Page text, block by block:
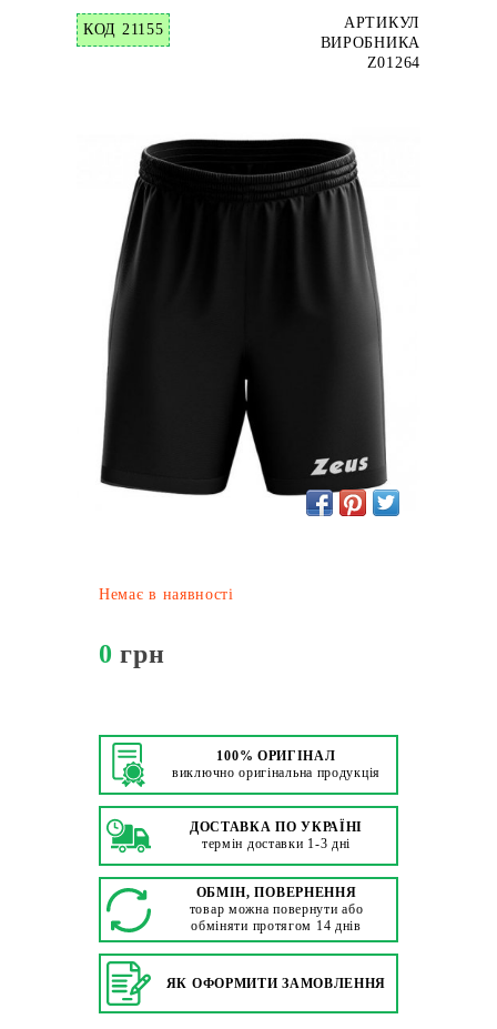
КОД 21155
АРТИКУЛ
ВИРОБНИКА
Z01264
Немає в наявності
0 грн
100% ОРИГІНАЛ
виключно оригінальна продукція
ДОСТАВКА ПО УКРАЇНІ
термін доставки 1-3 дні
ОБМІН, ПОВЕРНЕННЯ
товар можна повернути або
обміняти протягом 14 днів
ЯК ОФОРМИТИ ЗАМОВЛЕННЯ